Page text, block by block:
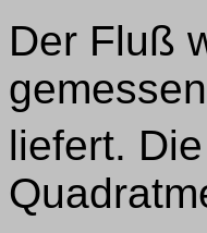
Der Fluß
liefert.